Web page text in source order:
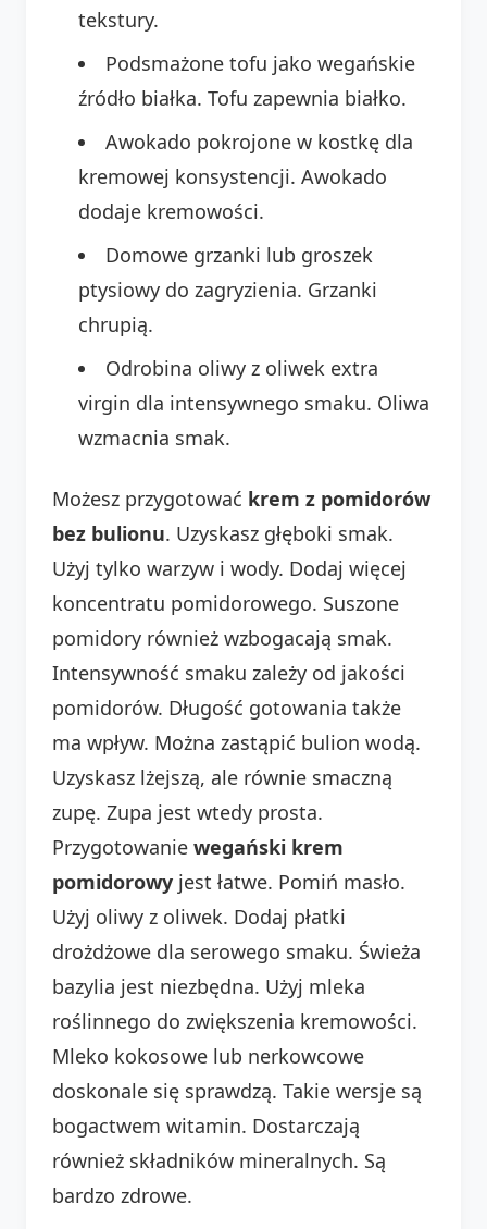
tekstury.
Podsmażone tofu jako wegańskie
źródło białka. Tofu zapewnia białko.
Awokado pokrojone w kostkę dla
kremowej konsystencji. Awokado
dodaje kremowości.
Domowe grzanki lub groszek
ptysiowy do zagryzienia. Grzanki
chrupią.
Odrobina oliwy z oliwek extra
virgin dla intensywnego smaku. Oliwa
wzmacnia smak.
Możesz przygotować krem z pomidorów
bez bulionu. Uzyskasz głęboki smak.
Użyj tylko warzyw i wody. Dodaj więcej
koncentratu pomidorowego. Suszone
pomidory również wzbogacają smak.
Intensywność smaku zależy od jakości
pomidorów. Długość gotowania także
ma wpływ. Można zastąpić bulion wodą.
Uzyskasz lżejszą, ale równie smaczną
zupę. Zupa jest wtedy prosta.
Przygotowanie wegański krem
pomidorowy jest łatwe. Pomiń masło.
Użyj oliwy z oliwek. Dodaj płatki
drożdżowe dla serowego smaku. Świeża
bazylia jest niezbędna. Użyj mleka
roślinnego do zwiększenia kremowości.
Mleko kokosowe lub nerkowcowe
doskonale się sprawdzą. Takie wersje są
bogactwem witamin. Dostarczają
również składników mineralnych. Są
bardzo zdrowe.